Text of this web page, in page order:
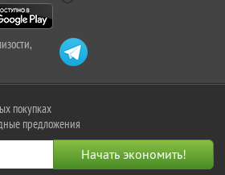
покупках
предложения